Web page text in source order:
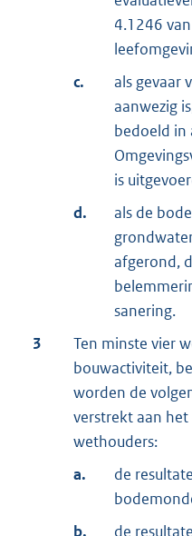
4.1246
c.
als gevaar
aanwezig
bedoeld in
is
d.
als de
afgerond,
sanering.
3
Ten minste vier
bouwactiviteit,
worden de
verstrekt aan het
wethouders:
a.
de
b.
de